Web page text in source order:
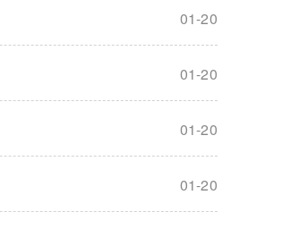
01-20
01-20
01-20
01-20